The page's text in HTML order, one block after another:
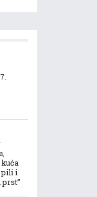
pili i